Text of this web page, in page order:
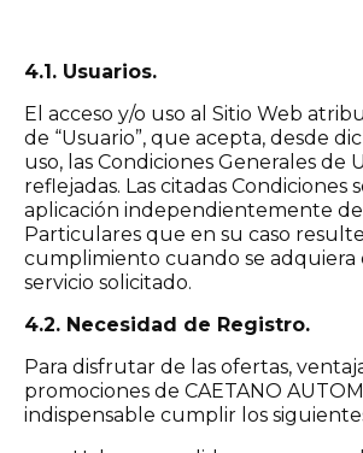
4.1. Usuarios.
El acceso y/o uso al Sitio Web
de “Usuario”, que acepta, desde
uso, las Condiciones Generales de
reflejadas. Las citadas Condiciones
aplicación independientemente de
Particulares que en su caso
cumplimiento cuando se
servicio solicitado.
4.2. Necesidad de Registro.
Para disfrutar de las ofertas,
promociones de CAETANO
indispensable cumplir los